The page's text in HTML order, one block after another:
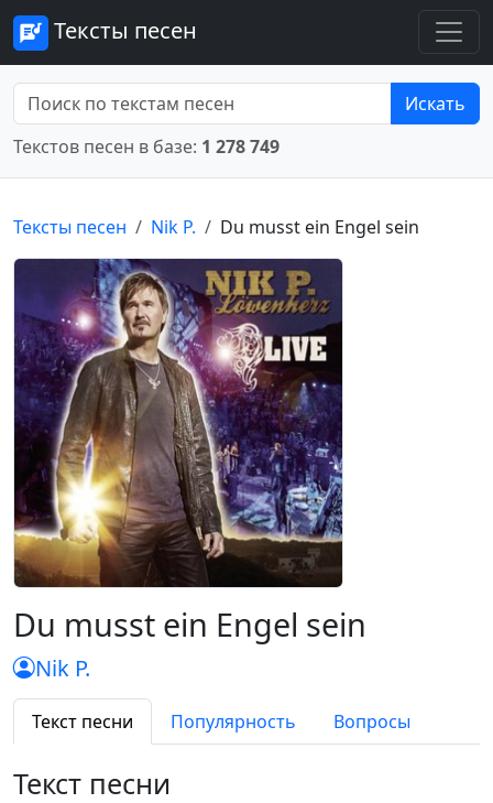
Тексты песен
Искать
Текстов песен в базе: 1 278 749
Тексты песен Nik P. Du musst ein Engel sein
Du musst ein Engel sein
Nik P.
Текст песни Популярность Вопросы
Текст песни